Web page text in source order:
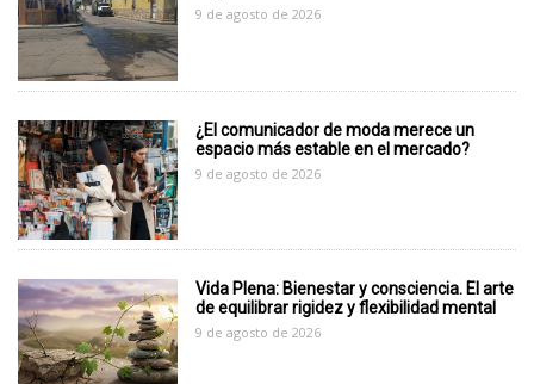
9 de agosto de 2026
¿El comunicador de moda merece un
espacio más estable en el mercado?
9 de agosto de 2026
Vida Plena: Bienestar y consciencia. El arte
de equilibrar rigidez y flexibilidad mental
9 de agosto de 2026